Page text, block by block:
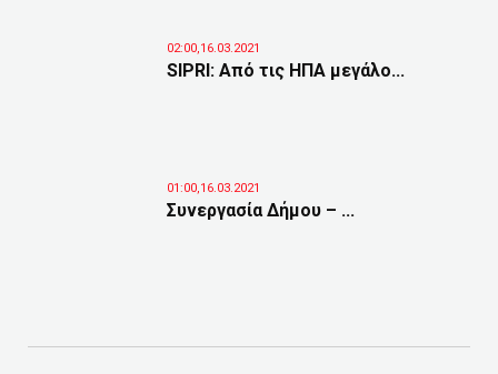
02:00,16.03.2021
SIPRI: Aπό τις ΗΠΑ μεγάλο...
01:00,16.03.2021
Συνεργασία Δήμου – ...